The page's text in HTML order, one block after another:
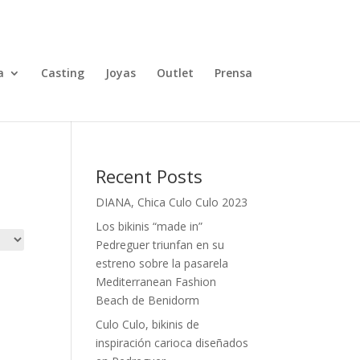
Casting Joyas Outlet Prensa
Recent Posts
DIANA, Chica Culo Culo 2023
Los bikinis “made in”
Pedreguer triunfan en su
estreno sobre la pasarela
Mediterranean Fashion
Beach de Benidorm
Culo Culo, bikinis de
inspiración carioca diseñados